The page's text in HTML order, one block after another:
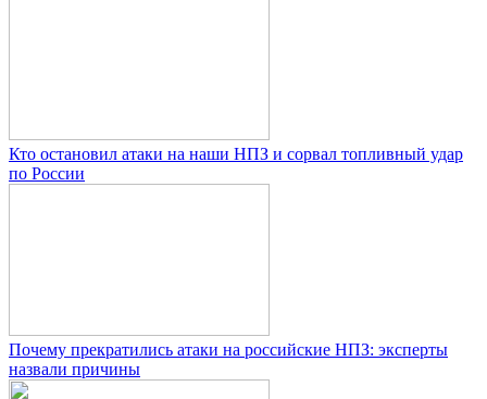
Кто остановил атаки на наши НПЗ и сорвал топливный удар
по России
Почему прекратились атаки на российские НПЗ: эксперты
назвали причины